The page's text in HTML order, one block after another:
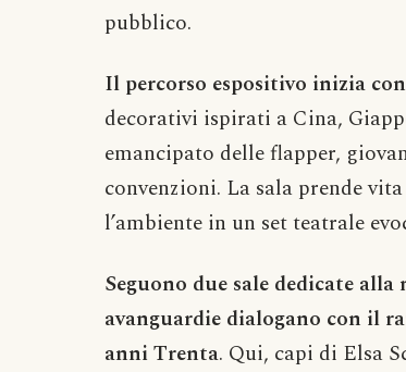
pubblico.
Il percorso espositivo inizia
decorativi ispirati a Cina,
emancipato delle flapper,
convenzioni. La sala prende
l’ambiente in un set teatrale
Seguono due sale dedicate alla
avanguardie dialogano con il
anni Trenta. Qui, capi di Elsa